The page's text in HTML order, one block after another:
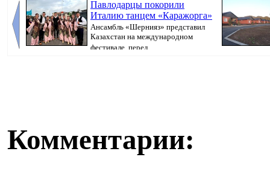
Павлодарцы покорили
Италию танцем «Каражорга»
Ансамбль «Шернияз» представил
Казахстан на международном
фестивале, перед...
Комментарии: